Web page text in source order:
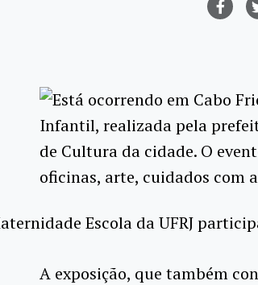
Está ocorrendo em Cabo
Infantil, realizada pela
de Cultura da cidade. O
oficinas, arte, cuidados com
Escola da UFRJ
A exposição, que também